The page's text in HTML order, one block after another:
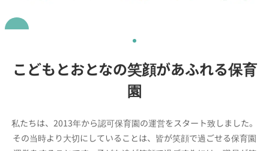
こどもとおとなの笑顔があふれる保育
園
私たちは、2013年から認可保育園の運営をスタート致しました。
その当時より大切にしていることは、皆が笑顔で過ごせる保育園